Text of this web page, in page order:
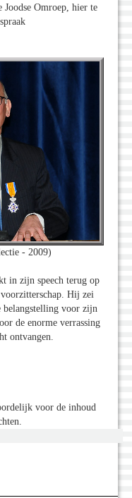
Joodse Omroep, hier te
- 2009)
in zijn speech terug op
Hij zei
belangstelling voor zijn
de enorme verrassing
ontvangen.
voor de inhoud